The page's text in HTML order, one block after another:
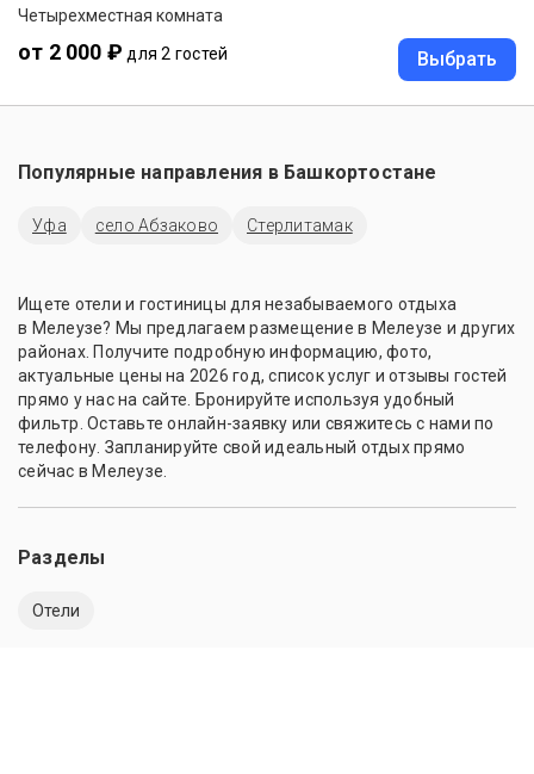
Четырехместная комната
от 2 000 ₽ для 2 гостей Выбрать
Популярные направления в Башкортостане
Уфа село Абзаково Стерлитамак
Ищете отели и гостиницы для незабываемого отдыха
в Мелеузе? Мы предлагаем размещение в Мелеузе и других
районах. Получите подробную информацию, фото,
актуальные цены на 2026 год, список услуг и отзывы гостей
прямо у нас на сайте. Бронируйте используя удобный
фильтр. Оставьте онлайн-заявку или свяжитесь с нами по
телефону. Запланируйте свой идеальный отдых прямо
сейчас в Мелеузе.
Разделы
Отели